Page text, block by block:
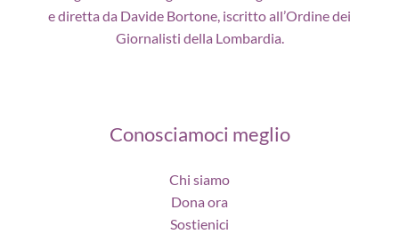
e diretta da Davide Bortone, iscritto all’Ordine dei
Giornalisti della Lombardia.
Conosciamoci meglio
Chi siamo
Dona ora
Sostienici